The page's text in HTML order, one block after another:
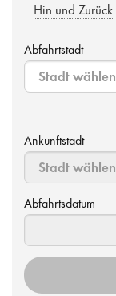
Hin und Zurück
Abfahrtstadt
Stadt wählen
Ankunftstadt
Stadt wählen
Abfahrtsdatum